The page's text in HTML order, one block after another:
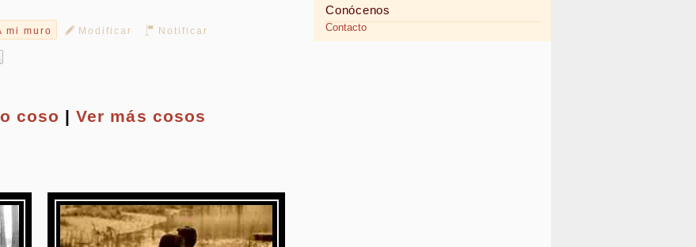
mi muro Modificar Notificar
coso |Ver más cosos
Conócenos
Contacto